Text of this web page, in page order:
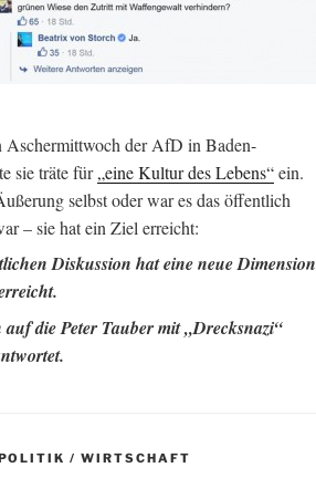
Aschermittwoch der AfD in Baden-
sie träte für„eine Kultur des Lebens“ein.
selbst oder war es das öffentlich
– sie hat ein Ziel erreicht:
Diskussion hat eine neue Dimension
die Peter Tauber mit „Drecksnazi“
/ WIRTSCHAFT